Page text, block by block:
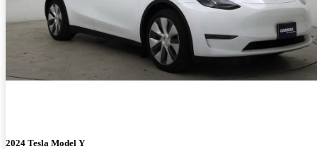
2024 Tesla Model Y